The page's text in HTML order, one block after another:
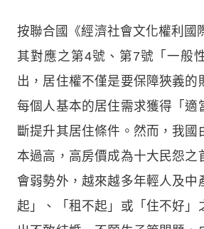
按聯合國《經濟社會文化權利國
其對應之第4號、第7號「一般
出，居住權不僅是要保障狹義的
每個人基本的居住需求獲得「適
斷提升其居住條件。然而，我國
本過高，高房價成為十大民怨之
會弱勢外，越來越多年輕人及中
起」、「租不起」或「住不好」